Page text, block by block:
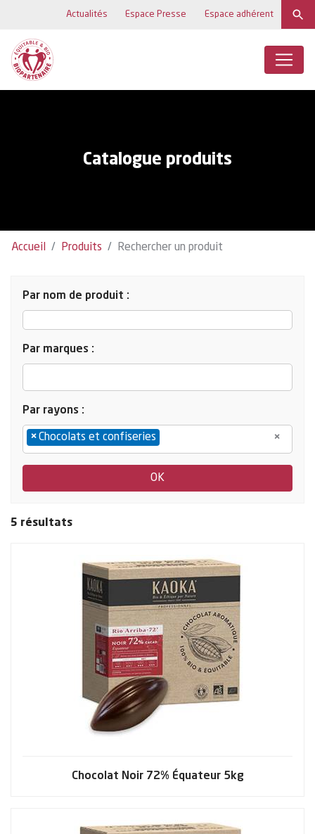
Actualités Espace Presse Espace adhérent
Catalogue produits
Accueil Produits Rechercher un produit
Par nom de produit :
Par marques :
Par rayons :
×
×Chocolats et confiseries
5 résultats
Chocolat Noir 72% Équateur 5kg